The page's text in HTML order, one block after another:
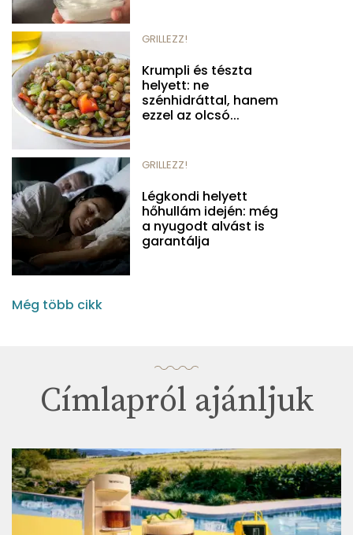
GRILLEZZ!
Krumpli és tészta
helyett: ne
szénhidráttal, hanem
ezzel az olcsó...
GRILLEZZ!
Légkondi helyett
hőhullám idején: még
a nyugodt alvást is
garantálja
Még több cikk
Címlapról ajánljuk